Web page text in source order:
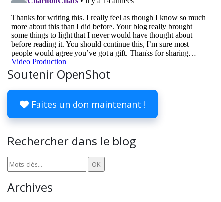
Soutenir OpenShot
Faites un don maintenant !
Rechercher dans le blog
Archives